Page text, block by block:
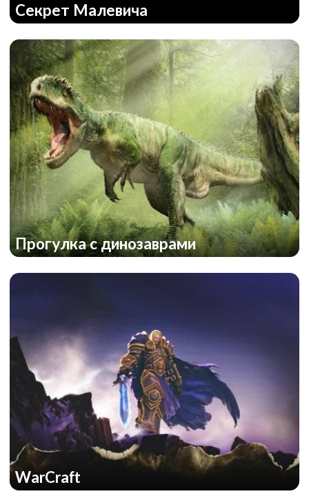
Секрет Малевича
Прогулка с динозаврами
WarCraft